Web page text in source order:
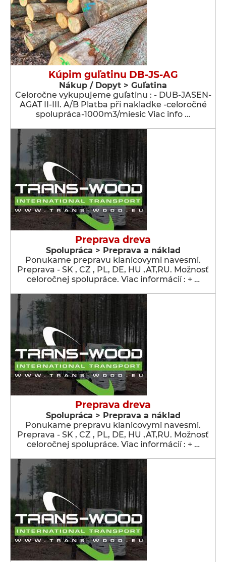
Kúpim guľatinu DB-JS-AG
Nákup / Dopyt > Guľatina
Celoročne vykupujeme guľatinu : - DUB-JASEN-
AGAT II-III. A/B Platba při nakladke -celoročné
spolupráca-1000m3/miesic Viac info …
Preprava dreva
Spolupráca > Preprava a náklad
Ponukame prepravu klanicovymi navesmi.
Preprava - SK , CZ , PL, DE, HU ,AT,RU. Možnosť
celoročnej spolupráce. Viac informácií : + …
Preprava dreva
Spolupráca > Preprava a náklad
Ponukame prepravu klanicovymi navesmi.
Preprava - SK , CZ , PL, DE, HU ,AT,RU. Možnosť
celoročnej spolupráce. Viac informácií : + …